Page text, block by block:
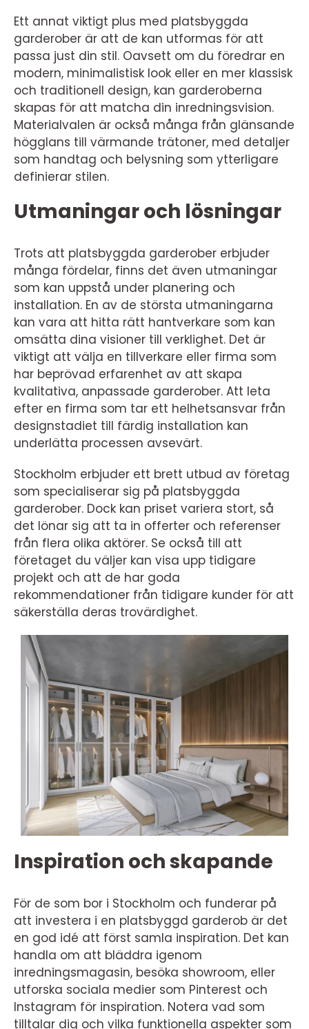
Ett annat viktigt plus med platsbyggda
garderober är att de kan utformas för att
passa just din stil. Oavsett om du föredrar en
modern, minimalistisk look eller en mer klassisk
och traditionell design, kan garderoberna
skapas för att matcha din inredningsvision.
Materialvalen är också många från glänsande
högglans till värmande trätoner, med detaljer
som handtag och belysning som ytterligare
definierar stilen.
Utmaningar och lösningar
Trots att platsbyggda garderober erbjuder
många fördelar, finns det även utmaningar
som kan uppstå under planering och
installation. En av de största utmaningarna
kan vara att hitta rätt hantverkare som kan
omsätta dina visioner till verklighet. Det är
viktigt att välja en tillverkare eller firma som
har beprövad erfarenhet av att skapa
kvalitativa, anpassade garderober. Att leta
efter en firma som tar ett helhetsansvar från
designstadiet till färdig installation kan
underlätta processen avsevärt.
Stockholm erbjuder ett brett utbud av företag
som specialiserar sig på platsbyggda
garderober. Dock kan priset variera stort, så
det lönar sig att ta in offerter och referenser
från flera olika aktörer. Se också till att
företaget du väljer kan visa upp tidigare
projekt och att de har goda
rekommendationer från tidigare kunder för att
säkerställa deras trovärdighet.
Inspiration och skapande
För de som bor i Stockholm och funderar på
att investera i en platsbyggd garderob är det
en god idé att först samla inspiration. Det kan
handla om att bläddra igenom
inredningsmagasin, besöka showroom, eller
utforska sociala medier som Pinterest och
Instagram för inspiration. Notera vad som
tilltalar dig och vilka funktionella aspekter som